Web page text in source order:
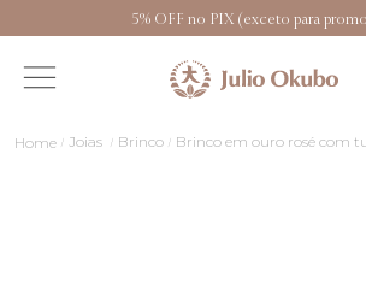
5% OFF no PIX (exceto para
Joias Brinco Brinco em ouro rosé com